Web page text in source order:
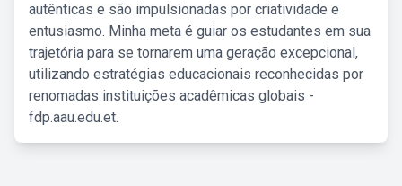
autênticas e são impulsionadas por criatividade e
entusiasmo. Minha meta é guiar os estudantes em sua
trajetória para se tornarem uma geração excepcional,
utilizando estratégias educacionais reconhecidas por
renomadas instituições acadêmicas globais -
fdp.aau.edu.et.